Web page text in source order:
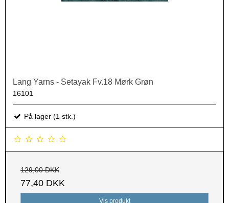
Lang Yarns - Setayak Fv.18 Mørk Grøn
16101
På lager (1 stk.)
129,00 DKK
77,40 DKK
Vis produkt